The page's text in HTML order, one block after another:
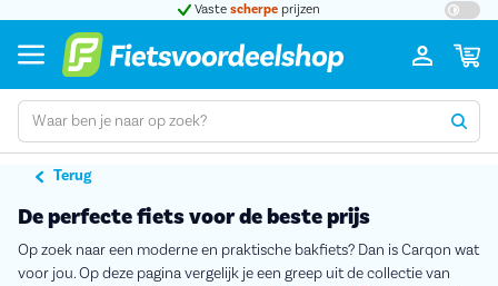
Vaste scherpe prijzen
Terug
De perfecte fiets voor de beste prijs
Op zoek naar een moderne en praktische bakfiets? Dan is Carqon wat
voor jou. Op deze pagina vergelijk je een greep uit de collectie van